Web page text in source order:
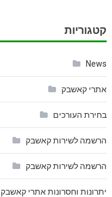
קטגוריות
News
אתרי קאשבק
בחירת העורכים
הרשמה לשירות קאשבק
הרשמה לשירות קאשבק
יתרונות וחסרונות אתרי קאשבק